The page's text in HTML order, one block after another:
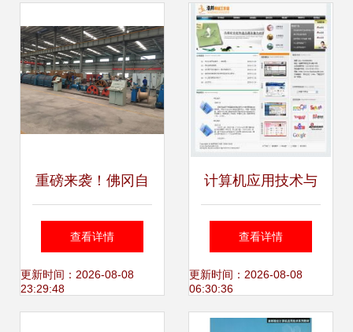
学与技术专业本科
毕业设计终期答辩
顺利落幕
重磅来袭！佛冈自
主研发产品荣膺国
际首创，引领计算
查看详情
更新时间：2026-08-08
23:29:48
计算机应用技术与
开发的深度融合 机
遇与挑战
查看详情
更新时间：2026-08-08
06:30:36